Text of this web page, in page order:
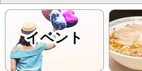
イベント